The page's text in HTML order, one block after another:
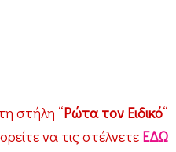
στήλη “Ρώτα τον Ειδικό“
να τις στέλνετε ΕΔΩ